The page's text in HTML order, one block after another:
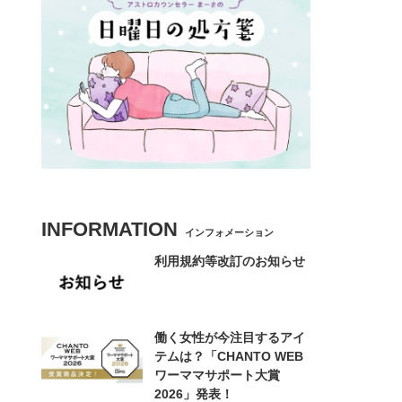
INFORMATION インフォメーション
利用規約等改訂のお知らせ
働く女性が今注目するアイ
テムは？「CHANTO WEB
ワーママサポート大賞
2026」発表！